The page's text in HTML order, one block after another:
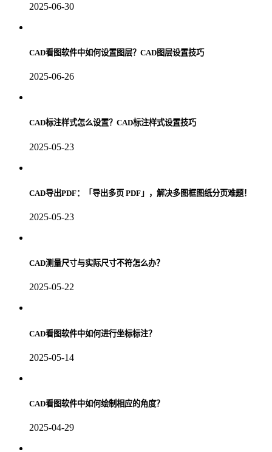
2025-06-30
CAD看图软件中如何设置图层？CAD图层设置技巧
2025-06-26
CAD标注样式怎么设置？CAD标注样式设置技巧
2025-05-23
CAD导出PDF：「导出多页 PDF」，解决多图框图纸分页难题！
2025-05-23
CAD测量尺寸与实际尺寸不符怎么办？
2025-05-22
CAD看图软件中如何进行坐标标注？
2025-05-14
CAD看图软件中如何绘制相应的角度？
2025-04-29